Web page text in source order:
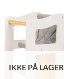
IKKE PÅ LAGER